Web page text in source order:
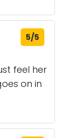
5/5
feel her
on in